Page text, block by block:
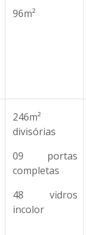
96m²
246m²
divisórias
09 portas
completas
48 vidros
incolor